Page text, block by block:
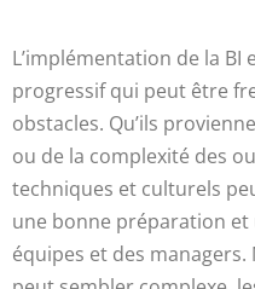
L’implémentation de la
progressif qui peut être
obstacles. Qu’ils
ou de la complexité des
techniques et culturels
une bonne préparation
équipes et des